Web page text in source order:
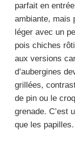
parfait en
ambiante, mais
léger avec un
pois chiches
aux versions
d’aubergines
grillées,
de pin ou le
grenade. C’est
que les papilles.